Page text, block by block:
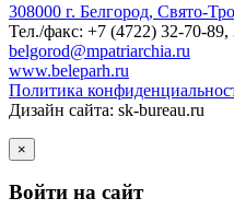
308000 г. Белгород, Свято-
Тел./факс: +7 (4722) 32-70-89,
belgorod@mpatriarchia.ru
www.beleparh.ru
Политика
Дизайн сайта: sk-bureau.ru
×
Войти на сайт